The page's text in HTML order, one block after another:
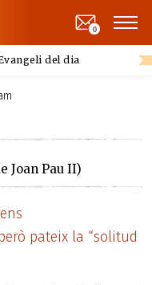
del dia
0
Joan Pau II)
pateix la “solitud